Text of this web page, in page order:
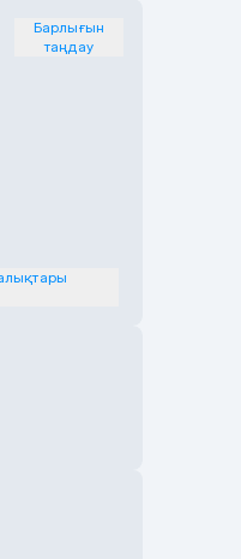
Барлығын
таңдау